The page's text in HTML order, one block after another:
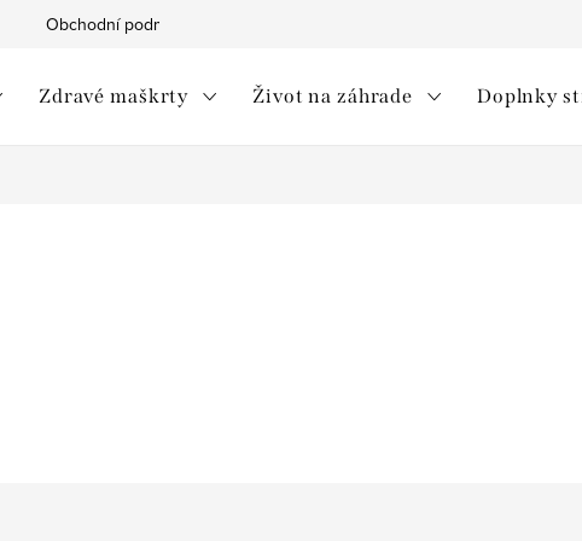
Obchodní podmínky
Zdravé maškrty Život na záhrade Doplnky